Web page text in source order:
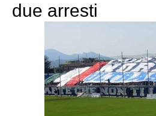
due arresti